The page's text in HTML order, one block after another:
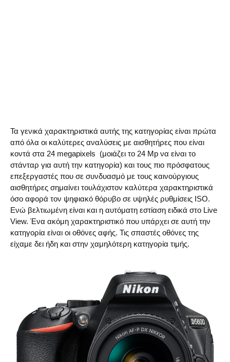
Τα γενικά χαρακτηριστικά αυτής της κατηγορίας είναι πρώτα
από όλα οι καλύτερες αναλύσεις με αισθητήρες που είναι
κοντά στα 24 megapixels (μοιάζει το 24 Mp να είναι το
στάνταρ για αυτή την κατηγορία) και τους πιο πρόσφατους
επεξεργαστές που σε συνδυασμό με τους καινούργιους
αισθητήρες σημαίνει τουλάχιστον καλύτερα χαρακτηριστικά
όσο αφορά τον ψηφιακό θόρυβο σε υψηλές ρυθμίσεις ISO.
Ενώ βελτιωμένη είναι και η αυτόματη εστίαση ειδικά στο Live
View. Ένα ακόμη χαρακτηριστικό που υπάρχει σε αυτή την
κατηγορία είναι οι οθόνες αφής. Τις σπαστές οθόνες της
είχαμε δει ήδη και στην χαμηλότερη κατηγορία τιμής.